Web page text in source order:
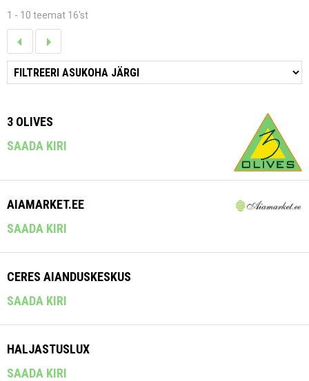
1 - 10 teemat 16'st
3 OLIVES
SAADA KIRI
AIAMARKET.EE
SAADA KIRI
CERES AIANDUSKESKUS
SAADA KIRI
HALJASTUSLUX
SAADA KIRI